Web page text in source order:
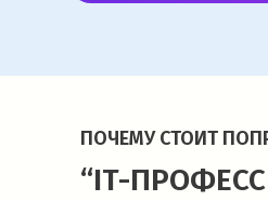
ПОЧЕМУ СТОИТ
“IT-